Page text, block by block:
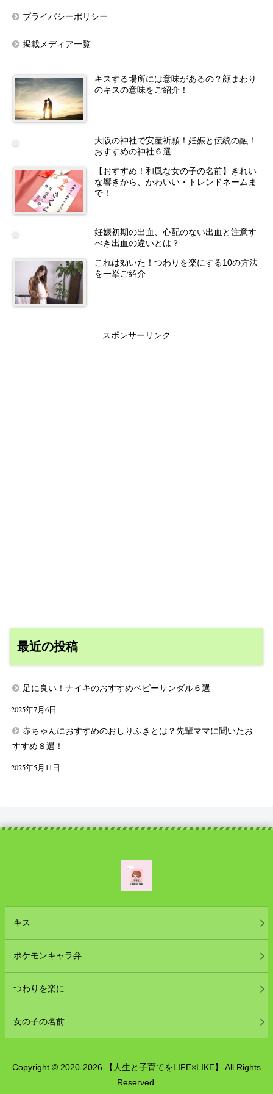
プライバシーポリシー
掲載メディア一覧
キスする場所には意味があるの？顔まわり
のキスの意味をご紹介！
大阪の神社で安産祈願！妊娠と伝統の融！
おすすめの神社６選
【おすすめ！和風な女の子の名前】きれい
な響きから、かわいい・トレンドネームま
で！
妊娠初期の出血、心配のない出血と注意す
べき出血の違いとは？
これは効いた！つわりを楽にする10の方法
を一挙ご紹介
スポンサーリンク
最近の投稿
足に良い！ナイキのおすすめベビーサンダル６選
2025年7月6日
赤ちゃんにおすすめのおしりふきとは？先輩ママに聞いたお
すすめ８選！
2025年5月11日
キス
ポケモンキャラ弁
つわりを楽に
女の子の名前
Copyright © 2020-2026 【人生と子育てをLIFE×LIKE】 All Rights
Reserved.